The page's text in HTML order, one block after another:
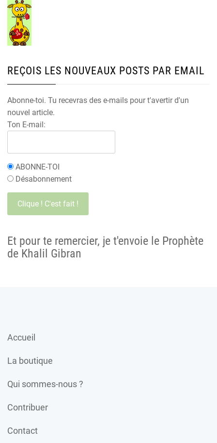
REÇOIS LES NOUVEAUX POSTS PAR EMAIL
Abonne-toi. Tu recevras des e-mails pour t'avertir d'un
nouvel article.
Ton E-mail:
ABONNE-TOI
Désabonnement
Et pour te remercier, je t'envoie le Prophète
de Khalil Gibran
Accueil
La boutique
Qui sommes-nous ?
Contribuer
Contact